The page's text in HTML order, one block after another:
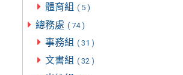
體育組 ( 5 )
總務處 ( 74 )
事務組 ( 31 )
文書組 ( 32 )